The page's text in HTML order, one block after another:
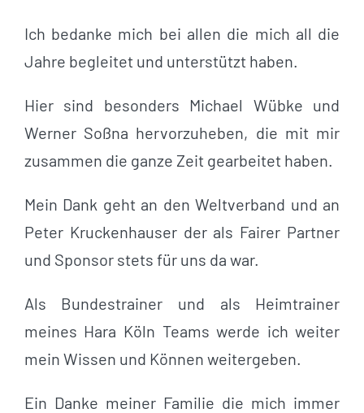
Ich bedanke mich bei allen die mich all die
Jahre begleitet und unterstützt haben.
Hier sind besonders Michael Wübke und
Werner Soßna hervorzuheben, die mit mir
zusammen die ganze Zeit gearbeitet haben.
Mein Dank geht an den Weltverband und an
Peter Kruckenhauser der als Fairer Partner
und Sponsor stets für uns da war.
Als Bundestrainer und als Heimtrainer
meines Hara Köln Teams werde ich weiter
mein Wissen und Können weitergeben.
Ein Danke meiner Familie die mich immer